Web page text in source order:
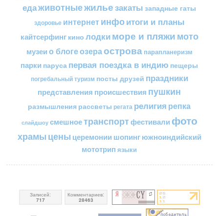
едаживотныежильезакаты западные гаты
здоровье интернетинфоитоги и планы
кайтсерфинг кино лодкиморе и пляжимото
музеи о блогеозераострова парапланеризм
парки паруса первая поездка в индию пещеры
погребальный туризм посты друзей праздники
представления происшествия пушкин
размышления рассветы регата религия репка
слайдшоу смешноетранспортфестивали фото
храмы цены церемонии шопингюжноиндийский
мототрип языки
Записей:
717
Комментариев:
28463